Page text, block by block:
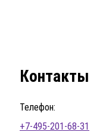
Контакты
Телефон:
+7-495-201-68-31